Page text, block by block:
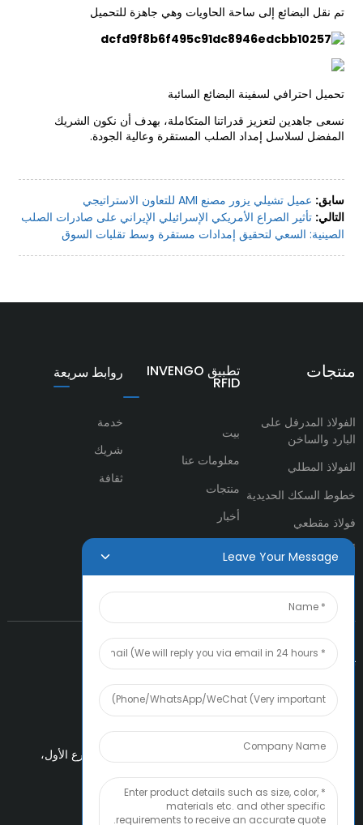
تم نقل البضائع إلى ساحة الحاويات وهي جاهزة للتحميل
تحميل احترافي لسفينة البضائع السائبة
نسعى جاهدين لتعزيز قدراتنا المتكاملة، بهدف أن نكون الشريك
المفضل لسلاسل إمداد الصلب المستقرة وعالية الجودة.
سابق: عميل تشيلي يزور مصنع AMI للتعاون الاستراتيجي
التالي: تأثير الصراع الأمريكي الإسرائيلي الإيراني على صادرات الصلب
الصينية: السعي لتحقيق إمدادات مستقرة وسط تقلبات السوق
منتجات
الفولاذ المدرفل على
البارد والساخن
الفولاذ المطلي
خطوط السكك الحديدية
فولاذ مقطعي
أنابيب ومواسير فولاذية
تطبيق INVENGO
RFID
بيت
معلومات عنا
منتجات
أخبار
روابط سريعة
خدمة
شريك
ثقافة
تواصل معنا
بريد إلكتروني:
عنوان:
2407A، تشاو تاي فوك فاينانشال
تقاطع سنتر، الشارع الأول،
Leave Your Message